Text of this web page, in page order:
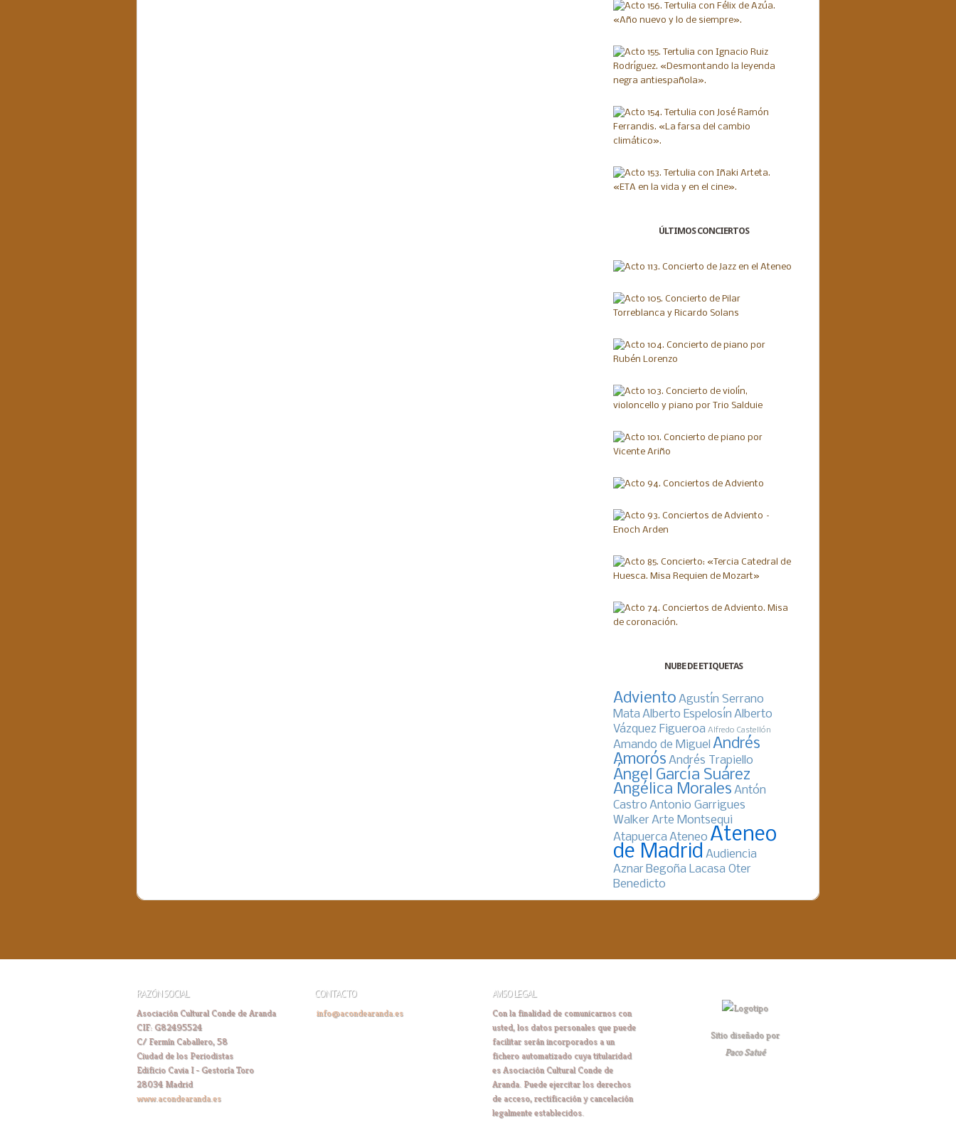
ÚLTIMOS CONCIERTOS
NUBE DE ETIQUETAS
Adviento Agustín Serrano
Mata Alberto Espelosín Alberto
Vázquez Figueroa Alfredo Castellón
Amando de Miguel Andrés
Amorós Andrés Trapiello
Ángel García Suárez
Angélica Morales Antón
Castro Antonio Garrigues
Walker Arte Montsequi
Atapuerca Ateneo Ateneo
de Madrid Audiencia
Aznar Begoña Lacasa Oter
Benedicto
RAZÓN SOCIAL
Asociación Cultural Conde de Aranda
CIF: G82495524
C/ Fermín Caballero, 58
Ciudad de los Periodistas
Edificio Cavia I - Gestoría Toro
28034 Madrid
www.acondearanda.es
CONTACTO
info@acondearanda.es
AVISO LEGAL
Con la finalidad de comunicarnos con
usted, los datos personales que puede
facilitar serán incorporados a un
fichero automatizado cuya titularidad
es Asociación Cultural Conde de
Aranda. Puede ejercitar los derechos
de acceso, rectificación y cancelación
legalmente establecidos.
Sitio diseñado por
Paco Satué